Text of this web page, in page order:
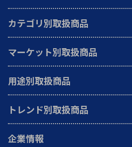
カテゴリ別取扱商品
マーケット別取扱商品
用途別取扱商品
トレンド別取扱商品
企業情報